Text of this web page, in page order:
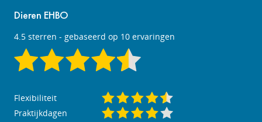
Dieren EHBO
4.5 sterren - gebaseerd op 10 ervaringen
Flexibiliteit
Praktijkdagen